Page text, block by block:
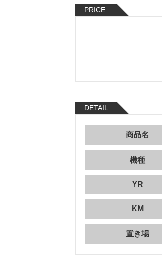
PRICE
DETAIL
商品名
機種
YR
KM
置き場